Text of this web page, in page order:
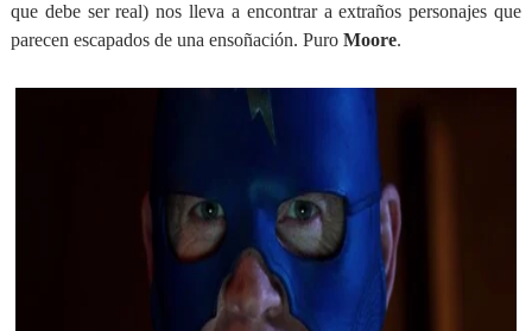
que debe ser real) nos lleva a encontrar a extraños personajes que
parecen escapados de una ensoñación. Puro Moore.